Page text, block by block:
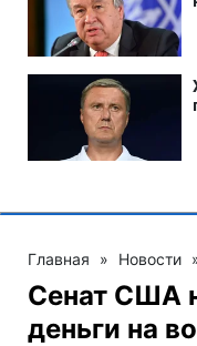
Главная » Новости
Сенат США
деньги на